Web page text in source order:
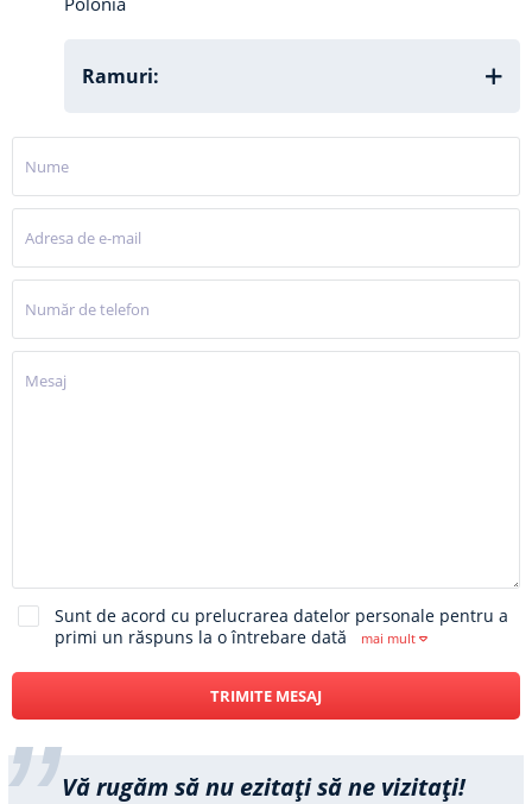
Ramuri:
Sunt de acord cu prelucrarea datelor personale pentru a
primi un răspuns la o întrebare dată
mai mult
TRIMITE MESAJ
Vă rugăm să nu ezitați să ne vizitați!